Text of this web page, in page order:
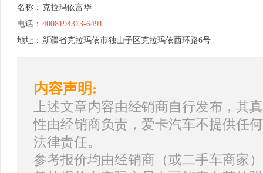
名称： 克拉玛依富华
电话： 4008194313-6491
地址： 新疆省克拉玛依市独山子区克拉玛依西环路6号
内容声明:
上述文章内容由经销商自行发布，其
性由经销商负责，爱卡汽车不提供任
法律责任。
参考报价均由经销商（或二手车商家